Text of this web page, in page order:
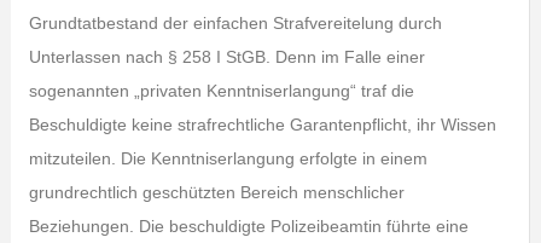
Grundtatbestand der einfachen Strafvereitelung durch
Unterlassen nach § 258 I StGB. Denn im Falle einer
sogenannten „privaten Kenntniserlangung“ traf die
Beschuldigte keine strafrechtliche Garantenpflicht, ihr Wissen
mitzuteilen. Die Kenntniserlangung erfolgte in einem
grundrechtlich geschützten Bereich menschlicher
Beziehungen. Die beschuldigte Polizeibeamtin führte eine